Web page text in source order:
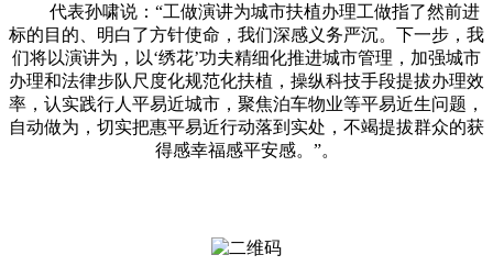
代表孙啸说：“工做演讲为城市扶植办理工做指了然前进
标的目的、明白了方针使命，我们深感义务严沉。下一步，我
们将以演讲为，以‘绣花’功夫精细化推进城市管理，加强城市
办理和法律步队尺度化规范化扶植，操纵科技手段提拔办理效
率，认实践行人平易近城市，聚焦泊车物业等平易近生问题，
自动做为，切实把惠平易近行动落到实处，不竭提拔群众的获
得感幸福感平安感。”。